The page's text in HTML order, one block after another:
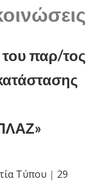
παρ/τος
Τύπου | 29